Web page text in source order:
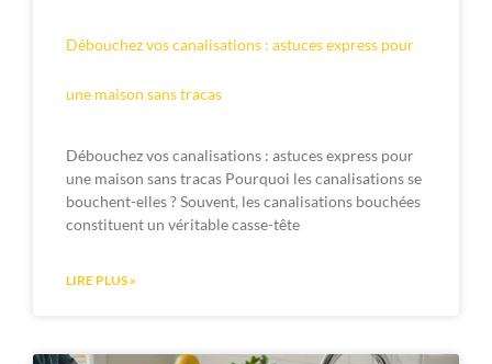
Débouchez vos canalisations : astuces express pour
une maison sans tracas
Débouchez vos canalisations : astuces express pour
une maison sans tracas Pourquoi les canalisations se
bouchent-elles ? Souvent, les canalisations bouchées
constituent un véritable casse-tête
LIRE PLUS »